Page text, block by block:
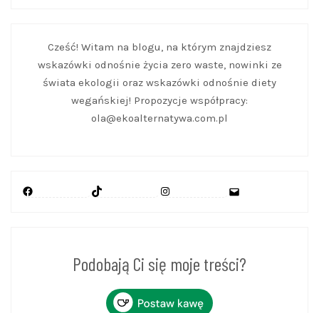
Cześć! Witam na blogu, na którym znajdziesz
wskazówki odnośnie życia zero waste, nowinki ze
świata ekologii oraz wskazówki odnośnie diety
wegańskiej! Propozycje współpracy:
ola@ekoalternatywa.com.pl
Facebook
TikTok
Instagram
Mail
Podobają Ci się moje treści?